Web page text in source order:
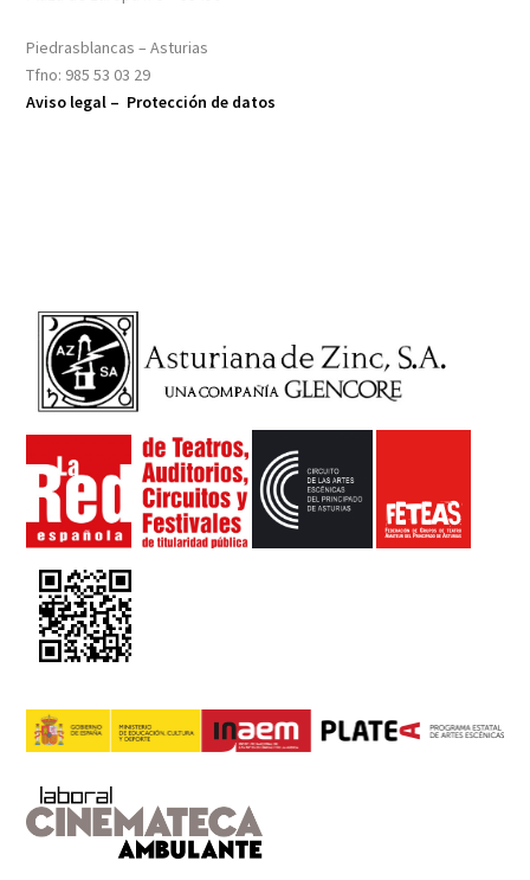
Piedrasblancas – Asturias
Tfno: 985 53 03 29
Aviso legal – Protección de datos